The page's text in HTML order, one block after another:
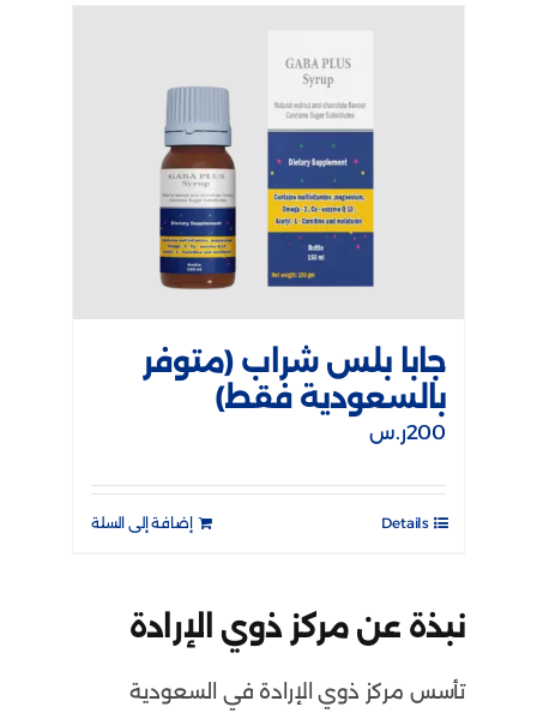
جابا بلس شراب (متوفر
بالسعودية فقط)
200ر.س
إضافة إلى السلة Details
نبذة عن مركز ذوي الإرادة
تأسس مركز ذوي الإرادة في السعودية